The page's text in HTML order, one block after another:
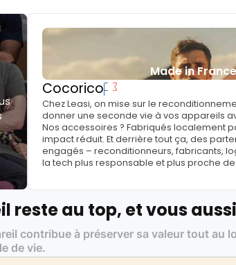
Made in France
Cocorico
Chez Leasi, on mise sur le
donner une seconde vie à vos appareils
Nos accessoires ? Fabriqués localement
impact réduit. Et derrière tout ça, des
engagés – reconditionneurs, fabricants,
la tech plus responsable et plus proche de
reste au top, et vous
contribue à préserver sa valeur tout au
de vie.